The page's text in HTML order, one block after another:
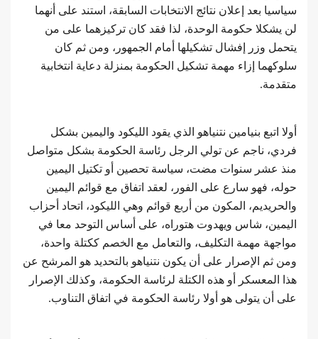
سياسيا بعد إعلان نتائج الانتخابات السابقة، استند على أنهما
لن يشكلا حكومة الوحدة، لذا فقد كان تركيزهما على من
يتحمل وزر إفشال تشكيلها أمام الجمهور، ومن ثم كان
سلوكهما إزاء مهمة تشكيل الحكومة بمنزلة دعاية انتخابية
متقدمة.
أولا اتبع بنيامين نتنياهو الذي يقود الليكود واليمين بشكل
فردي، ناجم عن تولي الرجل رئاسة الحكومة بشكل متواصل
منذ عشر سنوات مضت، سياسة تحصين أو تكتيل اليمين
حوله، فهو سارع على الفور، لعقد اتفاق مع قوائم اليمين
والحريديم، المكون من أربع قوائم وهي الليكود، اتحاد أحزاب
اليمين، شاس ويهدوت هتوراه، على أساس التوحد معا في
مواجهة مهمة التكليف، والتعامل مع الخصم ككتلة واحدة،
ومن ثم الإصرار على أن يكون نتنياهو بالتحديد هو المرشح عن
هذا المعسكر أو هذه الكتلة لرئاسة الحكومة، وكذلك الإصرار
على أن يتولى هو أولا رئاسة الحكومة في اتفاق التناوب.